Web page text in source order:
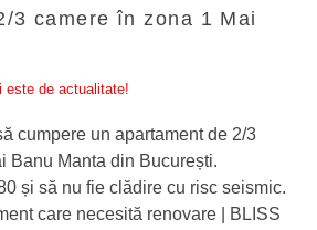
3 camere în zona 1 Mai
este de actualitate!
cumpere un apartament de 2/3
Banu Manta din București.
și să nu fie clădire cu risc seismic.
care necesită renovare | BLISS